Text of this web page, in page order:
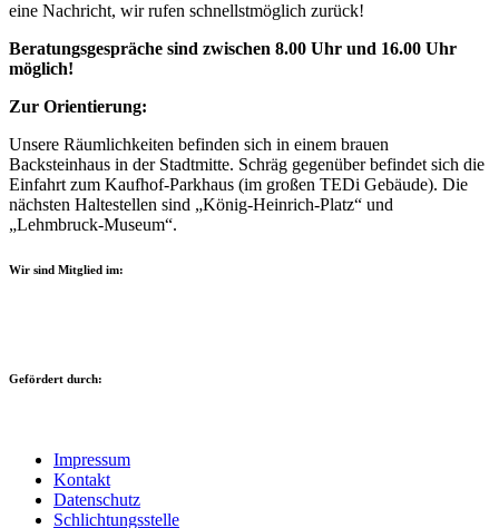
eine Nachricht, wir rufen schnellstmöglich zurück!
Beratungsgespräche sind zwischen 8.00 Uhr und 16.00 Uhr
möglich!
Zur Orientierung:
Unsere Räumlichkeiten befinden sich in einem brauen
Backsteinhaus in der Stadtmitte. Schräg gegenüber befindet sich die
Einfahrt zum Kaufhof-Parkhaus (im großen TEDi Gebäude). Die
nächsten Haltestellen sind „König-Heinrich-Platz“ und
„Lehmbruck-Museum“.
Wir sind Mitglied im:
Gefördert durch:
Impressum
Kontakt
Datenschutz
Schlichtungsstelle